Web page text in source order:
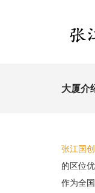
大厦介
张江国
的区位优
作为全